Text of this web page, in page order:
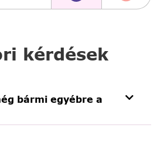
kérdések
bármi egyébre a